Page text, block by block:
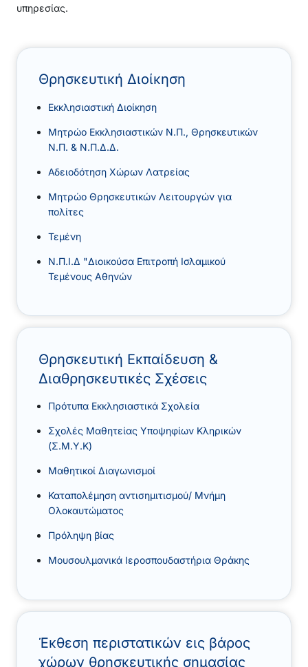
υπηρεσίας.
Θρησκευτική Διοίκηση
Εκκλησιαστική Διοίκηση
Μητρώο Εκκλησιαστικών Ν.Π., Θρησκευτικών
Ν.Π. & Ν.Π.Δ.Δ.
Αδειοδότηση Χώρων Λατρείας
Μητρώο Θρησκευτικών Λειτουργών για
πολίτες
Τεμένη
Ν.Π.Ι.Δ "Διοικούσα Επιτροπή Ισλαμικού
Τεμένους Αθηνών
Θρησκευτική Εκπαίδευση &
Διαθρησκευτικές Σχέσεις
Πρότυπα Εκκλησιαστικά Σχολεία
Σχολές Μαθητείας Υποψηφίων Κληρικών
(Σ.Μ.Υ.Κ)
Μαθητικοί Διαγωνισμοί
Καταπολέμηση αντισημιτισμού/ Μνήμη
Ολοκαυτώματος
Πρόληψη βίας
Μουσουλμανικά Ιεροσπουδαστήρια Θράκης
Έκθεση περιστατικών εις βάρος
χώρων θρησκευτικής σημασίας